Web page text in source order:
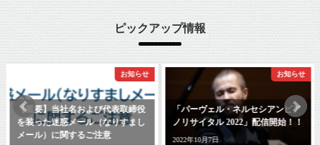
ピックアップ情報
お知らせ
【重要】当社名および代表取締役
を装った迷惑メール（なりすまし
メール）に関するご注意
お知らせ
「パーヴェル・ネルセシアンピア
ノリサイタル 2022」配信開始！！
2022年10月7日